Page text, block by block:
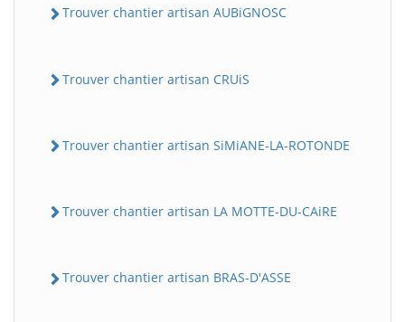
Trouver chantier artisan AUBiGNOSC
Trouver chantier artisan CRUiS
Trouver chantier artisan SiMiANE-LA-ROTONDE
Trouver chantier artisan LA MOTTE-DU-CAiRE
Trouver chantier artisan BRAS-D'ASSE